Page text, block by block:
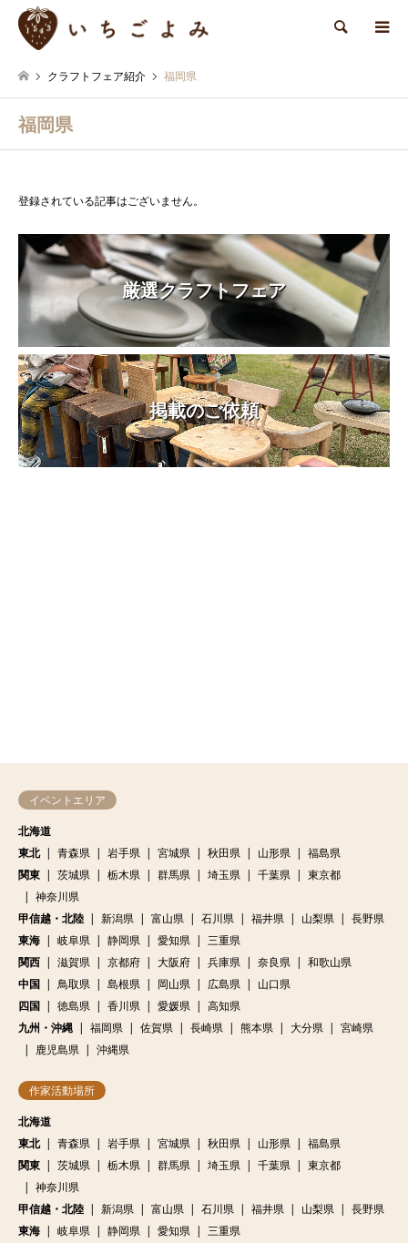
検索
クラフトフェア紹介 福岡県
福岡県
登録されている記事はございません。
厳選クラフトフェア
掲載のご依頼
イベントエリア
北海道
東北
青森県 岩手県 宮城県 秋田県 山形県
福島県
関東
茨城県 栃木県 群馬県 埼玉県 千葉県
東京都
神奈川県
甲信越・北陸
新潟県 富山県 石川県 福井県 山梨県
長野県
東海
岐阜県 静岡県 愛知県
三重県
関西
滋賀県 京都府 大阪府 兵庫県 奈良県
和歌山県
中国
鳥取県 島根県 岡山県 広島県
山口県
四国
徳島県 香川県 愛媛県
高知県
九州・沖縄
福岡県 佐賀県 長崎県 熊本県 大分県
宮崎県
鹿児島県
沖縄県
作家活動場所
北海道
東北
青森県 岩手県 宮城県 秋田県 山形県
福島県
関東
茨城県 栃木県 群馬県 埼玉県 千葉県
東京都
神奈川県
甲信越・北陸
新潟県 富山県 石川県 福井県 山梨県
長野県
東海
岐阜県 静岡県 愛知県
三重県